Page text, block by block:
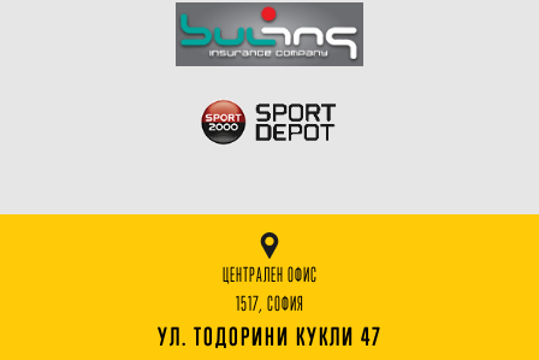
ЦЕНТРАЛЕН ОФИС
1517, СОФИЯ
УЛ. ТОДОРИНИ КУКЛИ 47